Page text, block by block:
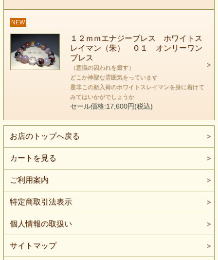
スレイマンは、表面的なエネルギーの流れを作るためとか
ちょっとしたきっかけを与えるというような軽い感覚で持つ
石ではありません。
その人がもう手放したと思えた筈の
もっと深い深い固定観念である囚われた意識に作用するため
です。
この石のチャクラへの作用はスキャニングタイプです。
持つ人によって違うそれぞれのチャクラのブロックを
スキャンし、そこを重点的に癒していきます。
ある意味、この石は自分には囚われている意識がある
と認識した後ではないと、あまり意味がないと言えるかもし
というのも、身体の不調は、
「本来の道から外れていますよ」というメッセージであり、
それはありがたく尊重するもので忌み嫌うものではないので
NEW
１２ｍｍエナジーブレス ホワイトス
レイマン（朱） ０１ オンリーワン
ブレス
（意識の囚われを癒す）
どこか神聖な雰囲気をっています
是非この新入荷のホワイトスレイマンを身に着けて
みてはいかがでしょうか
セール価格:17,600円(税込)
お店のトップへ戻る
カートを見る
ご利用案内
特定商取引法表示
個人情報の取扱い
サイトマップ